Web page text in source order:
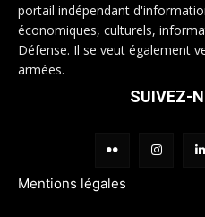
portail indépendant
économiques, culturels,
Défense. Il se veut également
armées.
SUIVEZ-
Mentions légales